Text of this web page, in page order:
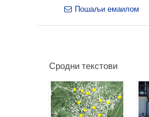
Пошаљи емаилом
Сродни текстови